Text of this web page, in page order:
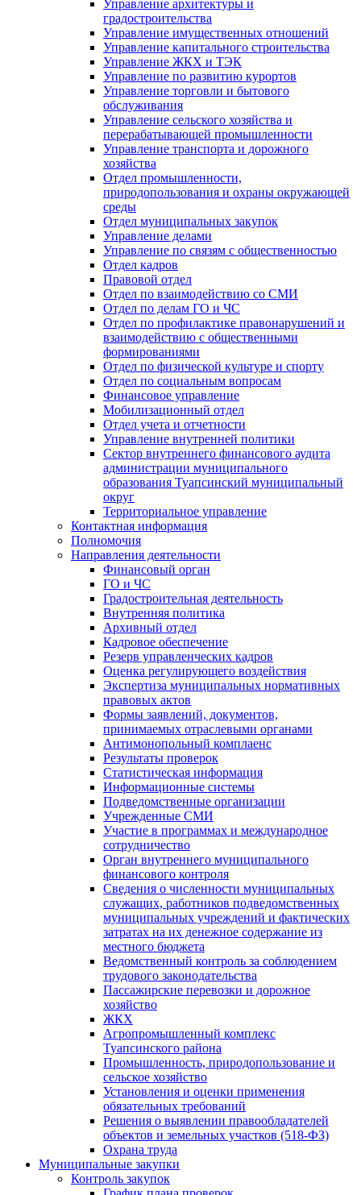
Управление архитектуры и
градостроительства
Управление имущественных отношений
Управление капитального строительства
Управление ЖКХ и ТЭК
Управление по развитию курортов
Управление торговли и бытового
обслуживания
Управление сельского хозяйства и
перерабатывающей промышленности
Управление транспорта и дорожного
хозяйства
Отдел промышленности,
природопользования и охраны окружающей
среды
Отдел муниципальных закупок
Управление делами
Управление по связям с общественностью
Отдел кадров
Правовой отдел
Отдел по взаимодействию со СМИ
Отдел по делам ГО и ЧС
Отдел по профилактике правонарушений и
взаимодействию с общественными
формированиями
Отдел по физической культуре и спорту
Отдел по социальным вопросам
Финансовое управление
Мобилизационный отдел
Отдел учета и отчетности
Управление внутренней политики
Сектор внутреннего финансового аудита
администрации муниципального
образования Туапсинский муниципальный
округ
Территориальное управление
Контактная информация
Полномочия
Направления деятельности
Финансовый орган
ГО и ЧС
Градостроительная деятельность
Внутренняя политика
Архивный отдел
Кадровое обеспечение
Резерв управленческих кадров
Оценка регулирующего воздействия
Экспертиза муниципальных нормативных
правовых актов
Формы заявлений, документов,
принимаемых отраслевыми органами
Антимонопольный комплаенс
Результаты проверок
Статистическая информация
Информационные системы
Подведомственные организации
Учрежденные СМИ
Участие в программах и международное
сотрудничество
Орган внутреннего муниципального
финансового контроля
Сведения о численности муниципальных
служащих, работников подведомственных
муниципальных учреждений и фактических
затратах на их денежное содержание из
местного бюджета
Ведомственный контроль за соблюдением
трудового законодательства
Пассажирские перевозки и дорожное
хозяйство
ЖКХ
Агропромышленный комплекс
Туапсинского района
Промышленность, природопользование и
сельское хозяйство
Установления и оценки применения
обязательных требований
Решения о выявлении правообладателей
объектов и земельных участков (518-ФЗ)
Охрана труда
Муниципальные закупки
Контроль закупок